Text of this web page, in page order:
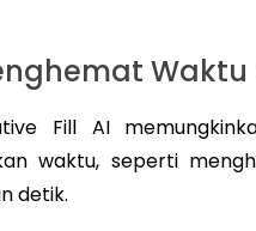
Fill AI
waktu, seperti
detik.